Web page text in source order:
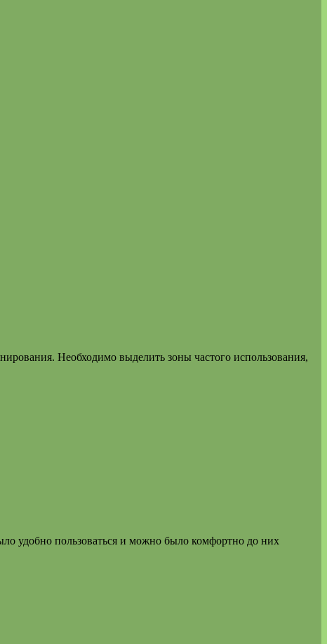
Необходимо выделить зоны частого использования,
удобно пользоваться и можно было комфортно до них